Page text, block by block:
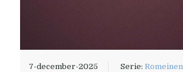
7-december-2025 Serie:Romeinen